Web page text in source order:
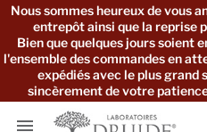
Nous sommes heureux de vous
entrepôt ainsi que la reprise
Bien que quelques jours soient
l'ensemble des commandes en
expédiés avec le plus grand
sincèrement de votre
